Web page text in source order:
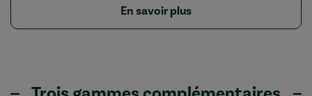
En savoir plus